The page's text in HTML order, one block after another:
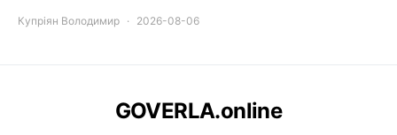
Купріян Володимир 2026-08-06
GOVERLA.online